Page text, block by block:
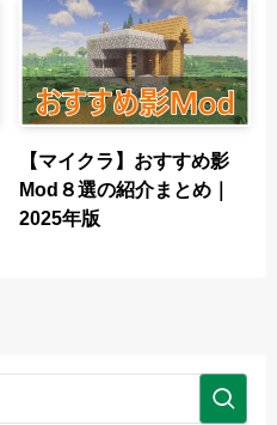
【マイクラ】おすすめ影
Mod８選の紹介まとめ｜
2025年版